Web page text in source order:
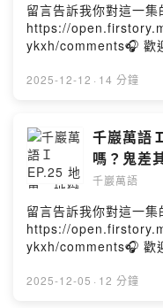
留言告訴我你對這一集
https://
ykxh/comments🎧 歡
事原本就很有趣，走上
歷人生卡關，又或者是
心，都非常適合帶著一
他實在太「真實」了。
小鈴鐺🔔Powered by
2025-12-12 · 14 分鐘
千巖萬語
嗎？鬼差
千巖萬語
留言告訴我你對這一集
https://
ykxh/comments🎧 歡
事原本就很有趣，走上
2025-12-05 · 12 分鐘